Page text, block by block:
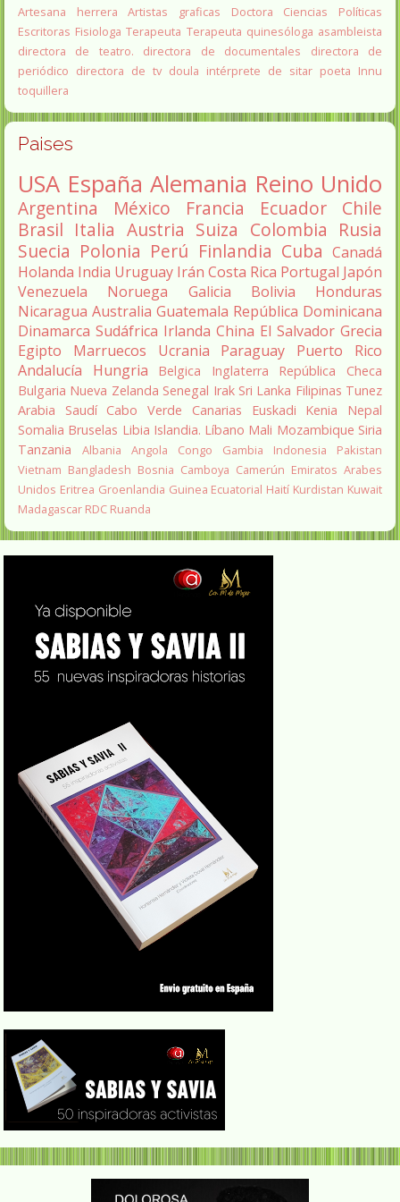
Artesana herrera Artistas graficas
Doctora Ciencias Políticas
Escritoras Fisiologa Terapeuta Terapeuta quinesóloga asambleista
directora de teatro.
directora de documentales
directora de
periódico directora de tv doula intérprete de sitar poeta Innu
toquillera
Paises
USA España Alemania Reino Unido
Argentina México Francia Ecuador
Chile
Brasil Italia Austria Suiza Colombia Rusia
Suecia Polonia Perú Finlandia Cuba Canadá
Holanda India Uruguay Irán Costa Rica Portugal Japón
Venezuela
Noruega Galicia Bolivia
Honduras
Nicaragua Australia Guatemala República Dominicana
Dinamarca Sudáfrica Irlanda China El Salvador Grecia
Egipto
Marruecos Ucrania Paraguay
Puerto Rico
Andalucía
Hungria Belgica Inglaterra
República Checa
Bulgaria Nueva Zelanda Senegal Irak Sri Lanka Filipinas Tunez
Arabia Saudí Cabo Verde Canarias Euskadi Kenia
Nepal
Somalia Bruselas Libia Islandia. Líbano Mali Mozambique Siria
Tanzania
Albania Angola Congo Gambia Indonesia
Pakistan
Vietnam Bangladesh Bosnia Camboya Camerún Emiratos Arabes
Unidos Eritrea Groenlandia Guinea Ecuatorial Haití Kurdistan Kuwait
Madagascar RDC Ruanda